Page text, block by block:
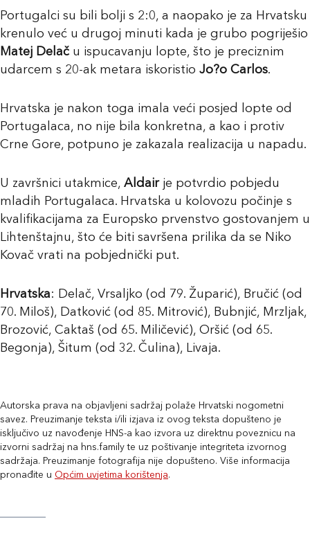
Portugalci su bili bolji s 2:0, a naopako je za Hrvatsku
krenulo već u drugoj minuti kada je grubo pogriješio
Matej Delaču ispucavanju lopte, što je preciznim
udarcem s 20-ak metara iskoristio Jo?o Carlos.
Hrvatska je nakon toga imala veći posjed lopte od
Portugalaca, no nije bila konkretna, a kao i protiv
Crne Gore, potpuno je zakazala realizacija u napadu.
U završnici utakmice, Aldair je potvrdio pobjedu
mladih Portugalaca. Hrvatska u kolovozu počinje s
kvalifikacijama za Europsko prvenstvo gostovanjem u
Lihtenštajnu, što će biti savršena prilika da se Niko
Kovač vrati na pobjednički put.
Hrvatska: Delač, Vrsaljko (od 79. Župarić), Bručić (od
70. Miloš), Datković (od 85. Mitrović), Bubnjić, Mrzljak,
Brozović, Caktaš (od 65. Miličević), Oršić (od 65.
Begonja), Šitum (od 32. Čulina), Livaja.
Autorska prava na objavljeni sadržaj polaže Hrvatski nogometni
savez. Preuzimanje teksta i/ili izjava iz ovog teksta dopušteno je
isključivo uz navođenje HNS-a kao izvora uz direktnu poveznicu na
izvorni sadržaj na hns.family te uz poštivanje integriteta izvornog
sadržaja. Preuzimanje fotografija nije dopušteno. Više informacija
pronađite u Općim uvjetima korištenja.